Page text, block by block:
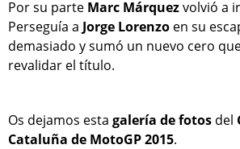
Por su parte Marc Márquezvolvió a
Perseguía a Jorge Lorenzo en su
demasiado y sumó un nuevo cero
revalidar el título.
Os dejamos esta galería de fotos del
Cataluña de MotoGP 2015.